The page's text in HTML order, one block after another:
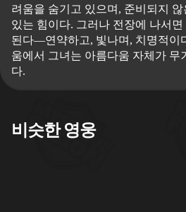
려움을 숨기고 있으며, 준비되지
있는 힘이다. 그러나 전장에 나서면
된다—연약하고, 빛나며, 치명적이
움에서 그녀는 아름다움 자체가 무
다.
비슷한 영웅